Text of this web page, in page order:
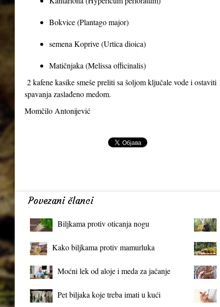
Bokvice (Plantago major)
semena Koprive (Urtica dioica)
Matičnjaka (Melissa officinalis)
2 kafene kasike smeše preliti sa šoljom ključale vode i
spavanja zaslađeno medom.
Momčilo Antonijević
Povezani članci
Biljkama protiv oticanja nogu
Kako biljkama protiv mamurluka
Moćni lek od aloje i meda za jačanje
Pet biljaka koje treba imati u kući